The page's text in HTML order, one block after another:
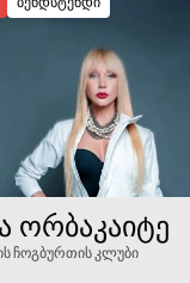
ᲝᲠᲑᲐᲙᲐᲘᲢᲔ
ჩოგბურთის კლუბი